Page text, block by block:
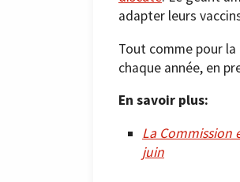
adapter leurs
Tout comme pour
chaque année, en
En savoir plus:
La Commission
juin